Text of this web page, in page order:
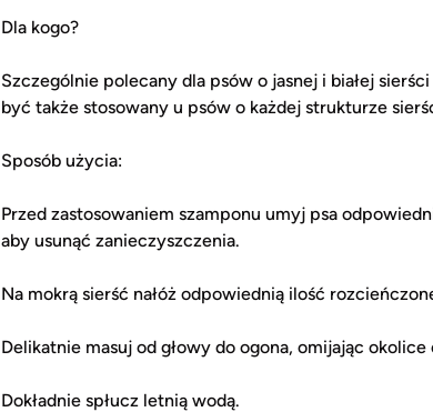
Dla kogo?
Szczególnie polecany dla psów o jasnej i białej
być także stosowany u psów o każdej strukturze
Sposób użycia:
Przed zastosowaniem szamponu umyj psa
aby usunąć zanieczyszczenia.
Na mokrą sierść nałóż odpowiednią ilość
Delikatnie masuj od głowy do ogona, omijając
Dokładnie spłucz letnią wodą.